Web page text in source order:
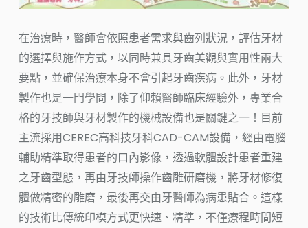
在治療時，醫師會依照患者需求與齒列狀況，評估牙材
的選擇與施作方式，以同時兼具牙齒美觀與實用性兩大
要點，並確保治療本身不會引起牙齒疾病。此外，牙材
製作也是一門學問，除了仰賴醫師臨床經驗外，專業合
格的牙技師與牙材製作的機械設備也是關鍵之一！目前
主流採用CEREC高科技牙科CAD-CAM設備，經由電腦
輔助精準取得患者的口內影像，透過軟體設計患者重建
之牙齒型態，再由牙技師操作齒雕研磨機，將牙材修復
體做精密的雕磨，最後再交由牙醫師為病患貼合。這樣
的技術比傳統印模方式更快速、精準，不僅療程時間短